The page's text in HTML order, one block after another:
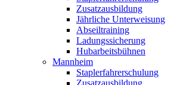
Zusatzausbildung
Jährliche Unterweisung
Abseiltraining
Ladungssicherung
Hubarbeitsbühnen
Mannheim
Staplerfahrerschulung
Zusatzausbildung